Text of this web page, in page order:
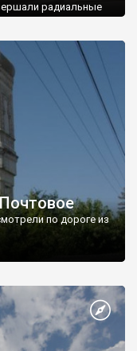
радиальные
по дороге из